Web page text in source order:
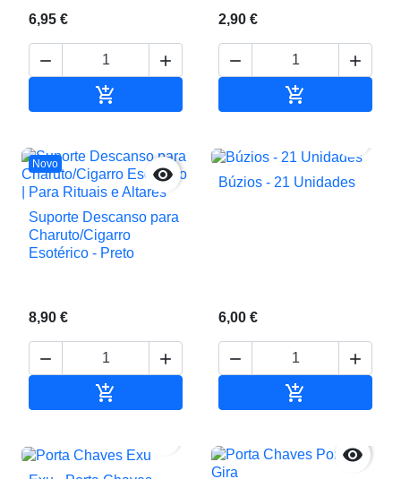
6,95 €
 

2,90 €
 

Novo 
Suporte Descanso para
Charuto/Cigarro
Esotérico - Preto
8,90 €
 

Búzios - 21 Unidades
6,00 €
 

